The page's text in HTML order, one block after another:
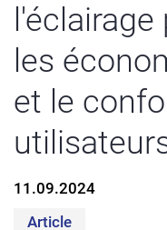
les
et le
11.09.2024
Article